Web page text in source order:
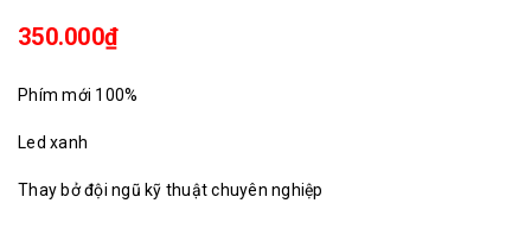
350.000₫
Phím mới 100%
Led xanh
Thay bở đội ngũ kỹ thuật chuyên nghiệp